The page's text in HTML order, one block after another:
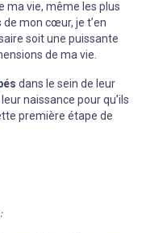
ma vie, même les plus
mon cœur, je t’en
soit une puissante
de ma vie.
dans le sein de leur
naissance pour qu’ils
première étape de